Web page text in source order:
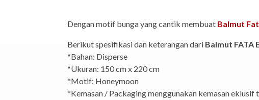
Dengan motif bunga yang cantik membuat Balmut
Berikut spesifikasi dan keterangan dari Balmut FATA
*Bahan: Disperse
*Ukuran: 150 cm x 220 cm
*Motif: Honeymoon
*Kemasan / Packaging menggunakan kemasan eklusif